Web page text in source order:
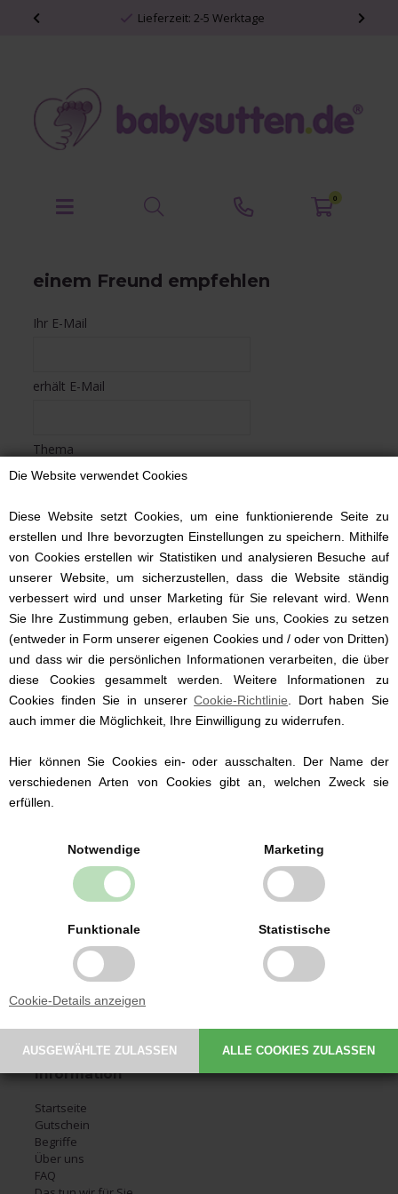
Die Website verwendet Cookies
Diese Website setzt Cookies, um eine funktionierende Seite zu
erstellen und Ihre bevorzugten Einstellungen zu speichern. Mithilfe
von Cookies erstellen wir Statistiken und analysieren Besuche auf
unserer Website, um sicherzustellen, dass die Website ständig
verbessert wird und unser Marketing für Sie relevant wird. Wenn
Sie Ihre Zustimmung geben, erlauben Sie uns, Cookies zu setzen
(entweder in Form unserer eigenen Cookies und / oder von Dritten)
und dass wir die persönlichen Informationen verarbeiten, die über
diese Cookies gesammelt werden. Weitere Informationen zu
Cookies finden Sie in unsererCookie-Richtlinie . Dort haben Sie
auch immer die Möglichkeit, Ihre Einwilligung zu widerrufen.
Hier können Sie Cookies ein- oder ausschalten. Der Name der
verschiedenen Arten von Cookies gibt an, welchen Zweck sie
erfüllen.
Notwendige Marketing
Funktionale Statistische
Cookie-Details anzeigen
Lieferzeit: 2-5 Werktage
0
einem Freund empfehlen
Ihr E-Mail
erhält E-Mail
Thema
Bescheid
Babysutten.de
Glarmestervej 7
DK-6800 Varde
CVR: 30209648
service@babysutten.de
+45 29 11 19 07
Dienstag 09:00-11:00
Donnerstag 09:00-11:00
Information
Startseite
Gutschein
Begriffe
Über uns
FAQ